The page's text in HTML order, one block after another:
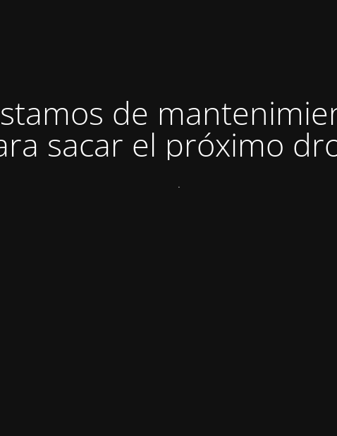
de
sacar el próximo
.